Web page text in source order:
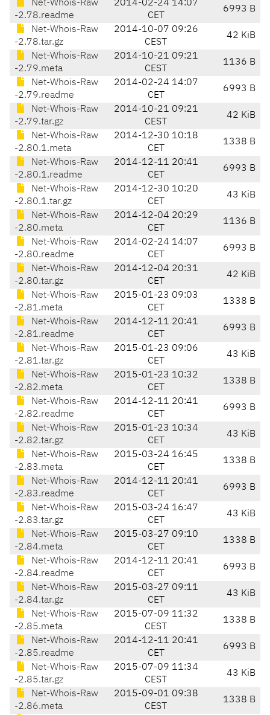
Net-Whois-Raw
-2.78.readme
2014-02-24 14:07
CET
6993 B
Net-Whois-Raw
-2.78.tar.gz
2014-10-07 09:26
CEST
42 KiB
Net-Whois-Raw
-2.79.meta
2014-10-21 09:21
CEST
1136 B
Net-Whois-Raw
-2.79.readme
2014-02-24 14:07
CET
6993 B
Net-Whois-Raw
-2.79.tar.gz
2014-10-21 09:21
CEST
42 KiB
Net-Whois-Raw
-2.80.1.meta
2014-12-30 10:18
CET
1338 B
Net-Whois-Raw
-2.80.1.readme
2014-12-11 20:41
CET
6993 B
Net-Whois-Raw
-2.80.1.tar.gz
2014-12-30 10:20
CET
43 KiB
Net-Whois-Raw
-2.80.meta
2014-12-04 20:29
CET
1136 B
Net-Whois-Raw
-2.80.readme
2014-02-24 14:07
CET
6993 B
Net-Whois-Raw
-2.80.tar.gz
2014-12-04 20:31
CET
42 KiB
Net-Whois-Raw
-2.81.meta
2015-01-23 09:03
CET
1338 B
Net-Whois-Raw
-2.81.readme
2014-12-11 20:41
CET
6993 B
Net-Whois-Raw
-2.81.tar.gz
2015-01-23 09:06
CET
43 KiB
Net-Whois-Raw
-2.82.meta
2015-01-23 10:32
CET
1338 B
Net-Whois-Raw
-2.82.readme
2014-12-11 20:41
CET
6993 B
Net-Whois-Raw
-2.82.tar.gz
2015-01-23 10:34
CET
43 KiB
Net-Whois-Raw
-2.83.meta
2015-03-24 16:45
CET
1338 B
Net-Whois-Raw
-2.83.readme
2014-12-11 20:41
CET
6993 B
Net-Whois-Raw
-2.83.tar.gz
2015-03-24 16:47
CET
43 KiB
Net-Whois-Raw
-2.84.meta
2015-03-27 09:10
CET
1338 B
Net-Whois-Raw
-2.84.readme
2014-12-11 20:41
CET
6993 B
Net-Whois-Raw
-2.84.tar.gz
2015-03-27 09:11
CET
43 KiB
Net-Whois-Raw
-2.85.meta
2015-07-09 11:32
CEST
1338 B
Net-Whois-Raw
-2.85.readme
2014-12-11 20:41
CET
6993 B
Net-Whois-Raw
-2.85.tar.gz
2015-07-09 11:34
CEST
43 KiB
Net-Whois-Raw
-2.86.meta
2015-09-01 09:38
CEST
1338 B